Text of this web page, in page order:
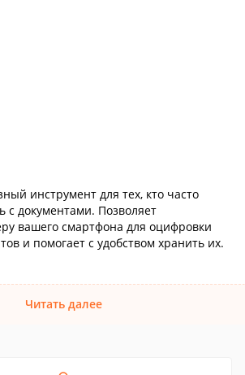
инструмент для тех, кто часто
с документами. Позволяет
вашего смартфона для оцифровки
и помогает с удобством хранить их.
Читать далее